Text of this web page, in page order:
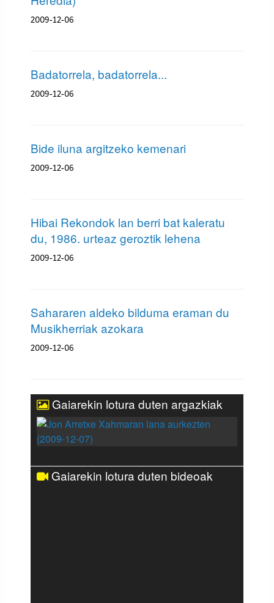
2009-12-06
Badatorrela, badatorrela...
2009-12-06
Bide iluna argitzeko kemenari
2009-12-06
Hibai Rekondok lan berri bat kaleratu
du, 1986. urteaz geroztik lehena
2009-12-06
Sahararen aldeko bilduma eraman du
Musikherriak azokara
2009-12-06
Gaiarekin lotura duten argazkiak
Gaiarekin lotura duten bideoak